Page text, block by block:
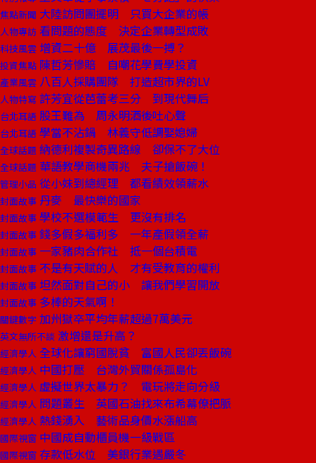
焦點新聞 大陸訪問團擺明 只買大企業的帳
人物專訪 看問題的態度 決定企業轉型成敗
科技風雲 增資二十億 展茂最後一搏？
投資焦點 陳哲芳慘賠 自嘲花學費學投資
產業風雲 八百人採購團隊 打造超市界的LV
人物特寫 許芳宜從芭蕾考三分 到現代舞后
台北耳語 股王難為 周永明酒後吐心聲
台北耳語 學當不沾鍋 林義守低調娶媳婦
全球話題 納德利複製奇異路線 卻保不了大位
全球話題 華語教學商機兩兆 夫子搶飯碗！
管理小品 從小妹到總經理 都看績效領薪水
封面故事 丹麥 最快樂的國家
封面故事 學校不選模範生 更沒有排名
封面故事 錢多假多福利多 一年產假領全薪
封面故事 一家豬肉合作社 抵一個台積電
封面故事 不是有天賦的人 才有受教育的權利
封面故事 坦然面對自己的小 讓我們學習開放
封面故事 多棒的天氣啊！
關鍵數字 加州獄卒平均年薪超過7萬美元
英文無所不談 激增還是升高？
經濟學人 全球化讓窮國脫貧 富國人民卻丟飯碗
經濟學人 中國打壓 台灣外貿關係孤島化
經濟學人 虛擬世界太暴力？ 電玩將走向分級
經濟學人 問題叢生 英國石油找來布希幕僚把脈
經濟學人 熱錢湧入 藝術品身價水漲船高
國際視窗 中國成自動櫃員機一級戰區
國際視窗 存款低水位 美銀行業遇嚴冬